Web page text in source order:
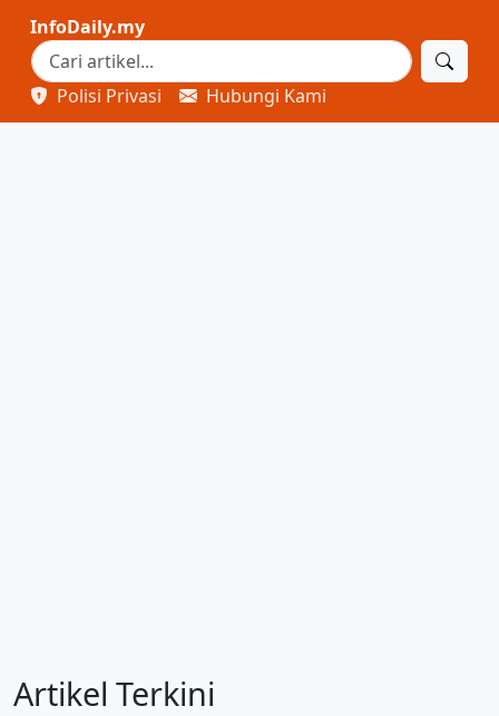
InfoDaily.my
Polisi Privasi Hubungi Kami
Artikel Terkini